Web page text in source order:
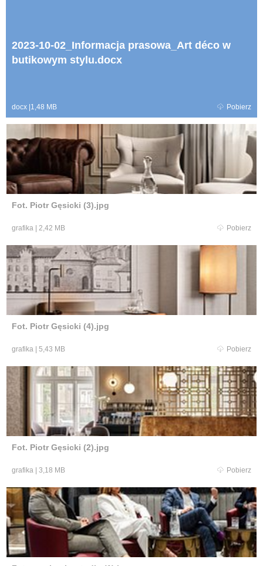
2023-10-02_Informacja prasowa_Art déco w
butikowym stylu.docx
docx 1,48 MB Pobierz
Fot. Piotr Gęsicki (3).jpg
grafika 2,42 MB Pobierz
Fot. Piotr Gęsicki (4).jpg
grafika 5,43 MB Pobierz
Fot. Piotr Gęsicki (2).jpg
grafika 3,18 MB Pobierz